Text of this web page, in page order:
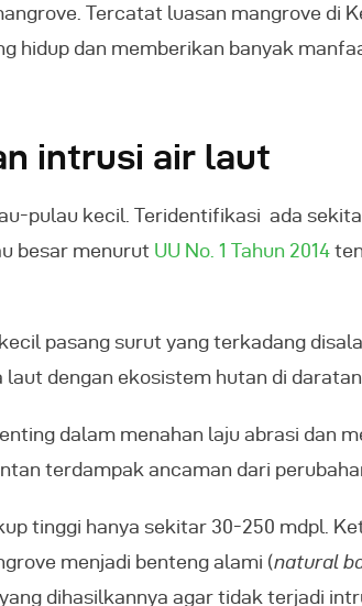
Tercatat luasan mangrove di
hidup dan memberikan banyak
intrusi air laut
pulau kecil. Teridentifikasi ada
besar menurut UU No. 1 Tahun 2014
pasang surut yang terkadang
dengan ekosistem hutan di
dalam menahan laju abrasi dan
terdampak ancaman dari
tinggi hanya sekitar 30-250 mdpl.
menjadi benteng alami (natural
dihasilkannya agar tidak terjadi